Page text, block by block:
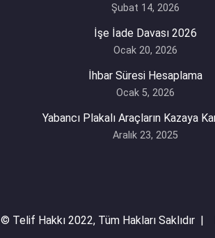
Şubat 14, 2026
İşe İade Davası 2026
Ocak 20, 2026
İhbar Süresi Hesaplama
Ocak 5, 2026
Yabancı Plakalı Araçların Kazaya
Aralık 23, 2025
© Telif Hakkı 2022, Tüm Hakları Saklıdır |